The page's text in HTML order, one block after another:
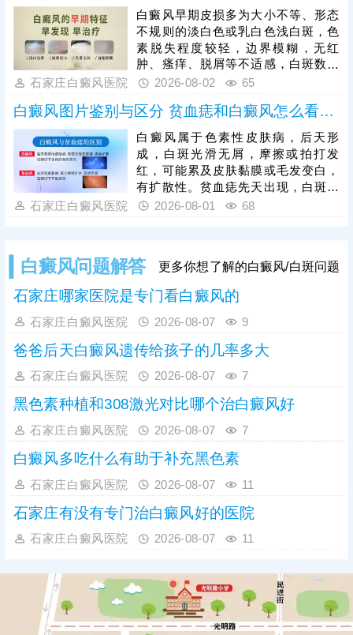
肤ct检查诊断，分析白斑是什么，了
解白斑形成原因。再针对性的制定治
疗、护理方案，助力白斑稳步着色。
白癜风早期皮损多为大小不等、形态
不规则的淡白色或乳白色浅白斑，色
素脱失程度较轻，边界模糊，无红
肿、瘙痒、脱屑等不适感，白斑数量
少、面积小，扩散速度较慢。临床
种皮肤病症状与早期白斑高度相似，
容易误判，需结合科学检查区分，避
免误诊误治。早期是白癜风治疗的黄
金窗口期，此时皮肤黑色素细胞受损
程度低，干预后复色效果好、复色率
高、复发率低。
石家庄白癜风医院 2026-08-02 65
白癜风图片鉴别与区分 贫血痣和白癜风怎么看图分
白癜风属于色素性皮肤病，后天形
成，白斑光滑无屑，摩擦或拍打发
红，可能累及皮肤黏膜或毛发变白，
有扩散性。贫血痣先天出现，白斑局
部出现，无扩散性，持续终身不退。
势互补，查得详细、全面、准确。诊
断清楚再结合患者体质、病情进行治
疗，避免走上治白歧途。
石家庄白癜风医院 2026-08-01 68
白癜风问题解答 更多你想了解的白癜风/白斑问题
石家庄哪家医院是专门看白癜风的
石家庄白癜风医院 2026-08-07 9
爸爸后天白癜风遗传给孩子的几率多大
石家庄白癜风医院 2026-08-07 7
黑色素种植和308激光对比哪个治白癜风好
石家庄白癜风医院 2026-08-07 7
白癜风多吃什么有助于补充黑色素
石家庄白癜风医院 2026-08-07 11
石家庄有没有专门治白癜风好的医院
石家庄白癜风医院 2026-08-07 11